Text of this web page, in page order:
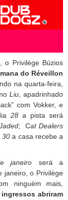
o Privilège Búzios
do Réveillon
na quarta-feira,
Liu, apadrinhado
com Vokker, e
28a pista será
; Cat Dealers
30a casa recebe a
janeiro será a
janeiro, o Privilège
ninguém mais,
abriram